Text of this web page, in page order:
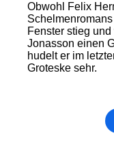
Obwohl Felix
Fenster stieg
Jonasson einen
hudelt er im
Groteske sehr.